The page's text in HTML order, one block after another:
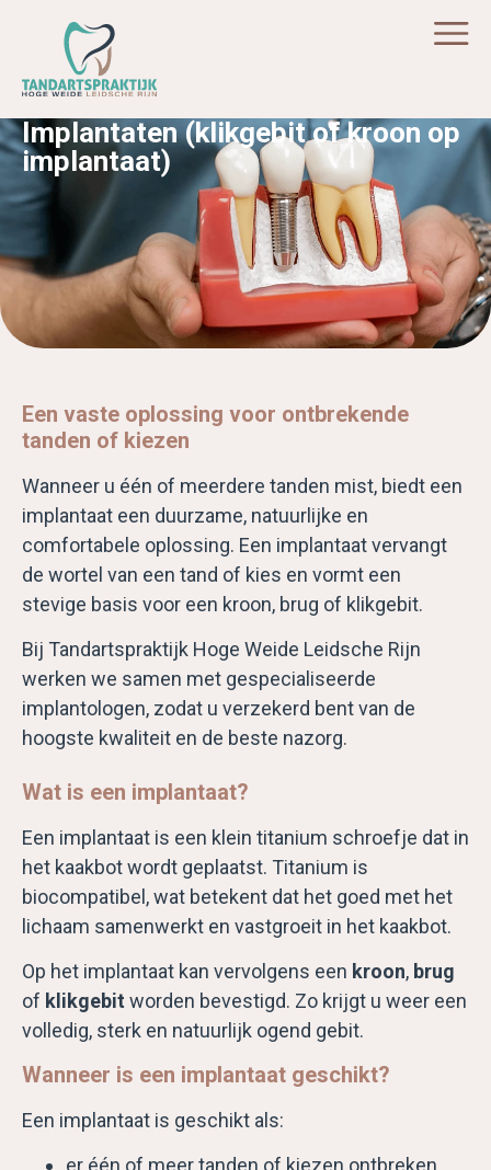
Implantaten (klikgebit of kroon op
implantaat)
Een vaste oplossing voor ontbrekende
tanden of kiezen
Wanneer u één of meerdere tanden mist, biedt een
implantaat een duurzame, natuurlijke en
comfortabele oplossing. Een implantaat vervangt
de wortel van een tand of kies en vormt een
stevige basis voor een kroon, brug of klikgebit.
Bij Tandartspraktijk Hoge Weide Leidsche Rijn
werken we samen met gespecialiseerde
implantologen, zodat u verzekerd bent van de
hoogste kwaliteit en de beste nazorg.
Wat is een implantaat?
Een implantaat is een klein titanium schroefje dat in
het kaakbot wordt geplaatst. Titanium is
biocompatibel, wat betekent dat het goed met het
lichaam samenwerkt en vastgroeit in het kaakbot.
Op het implantaat kan vervolgens een kroon, brug
of klikgebit worden bevestigd. Zo krijgt u weer een
volledig, sterk en natuurlijk ogend gebit.
Wanneer is een implantaat geschikt?
Een implantaat is geschikt als:
er één of meer tanden of kiezen ontbreken